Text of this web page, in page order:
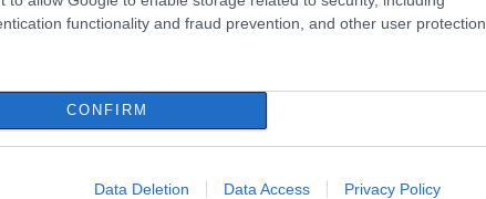
functionality and fraud prevention, and other user protection.
CONFIRM
Data Deletion Data Access Privacy Policy